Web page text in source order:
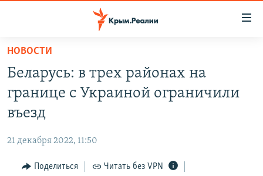
Вернуться
основному
содержанию
Вернутся
главной
навигации
Вернутся
СПЕЦПРОЕКТЫ
11 ЛЕТ ОККУПАЦИИ КРЫМА. 11 ИСТОРИЙ СОПРОТИВЛЕНИЯ
ВОДА
ЕЩЕ
ИНТЕРАКТИВ
РАДІО СВОБОДА
НОВОСТИ
Беларусь: в трех районах на
границе с Украиной ограничили
въезд
21 декабря 2022, 11:50
Поделиться Читать без VPN